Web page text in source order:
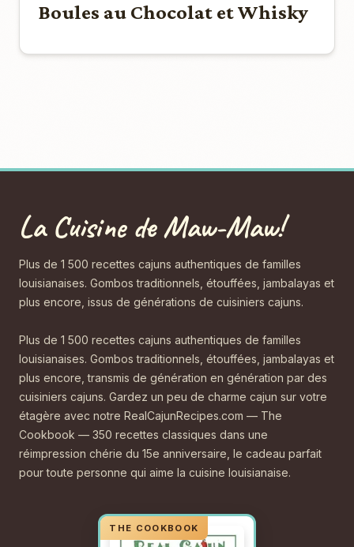
Boules au Chocolat et Whisky
La Cuisine de Maw-Maw!
Plus de 1 500 recettes cajuns authentiques de familles
louisianaises. Gombos traditionnels, étouffées, jambalayas et
plus encore, issus de générations de cuisiniers cajuns.
Plus de 1 500 recettes cajuns authentiques de familles
louisianaises. Gombos traditionnels, étouffées, jambalayas et
plus encore, transmis de génération en génération par des
cuisiniers cajuns. Gardez un peu de charme cajun sur votre
étagère avec notre RealCajunRecipes.com — The
Cookbook — 350 recettes classiques dans une
réimpression chérie du 15e anniversaire, le cadeau parfait
pour toute personne qui aime la cuisine louisianaise.